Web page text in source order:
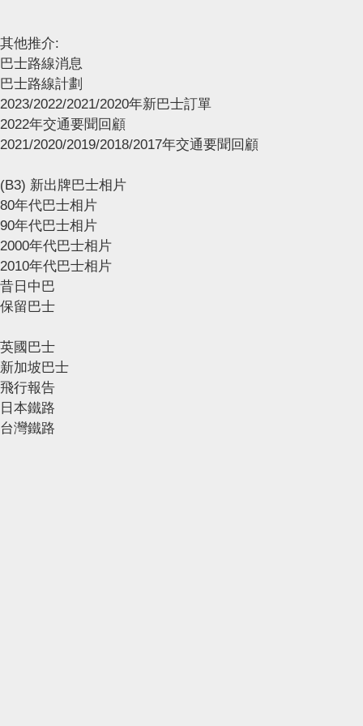
其他推介:
巴士路線消息
巴士路線計劃
2023/2022/2021/2020年新巴士訂單
2022年交通要聞回顧
2021/2020/2019/2018/2017年交通要聞回顧
(B3) 新出牌巴士相片
80年代巴士相片
90年代巴士相片
2000年代巴士相片
2010年代巴士相片
昔日中巴
保留巴士
英國巴士
新加坡巴士
飛行報告
日本鐵路
台灣鐵路